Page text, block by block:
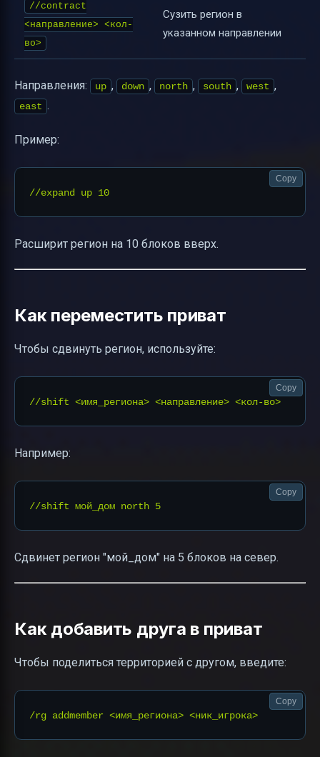
//contract
<направление> <кол-
во>
Сузить регион в
указанном направлении
Направления: up , down , north , south , west ,
east .
Пример:
Copy
Расширит регион на 10 блоков вверх.
Как переместить приват
Чтобы сдвинуть регион, используйте:
Copy
Например:
Copy
Сдвинет регион "мой_дом" на 5 блоков на север.
Как добавить друга в приват
Чтобы поделиться территорией с другом, введите:
Copy